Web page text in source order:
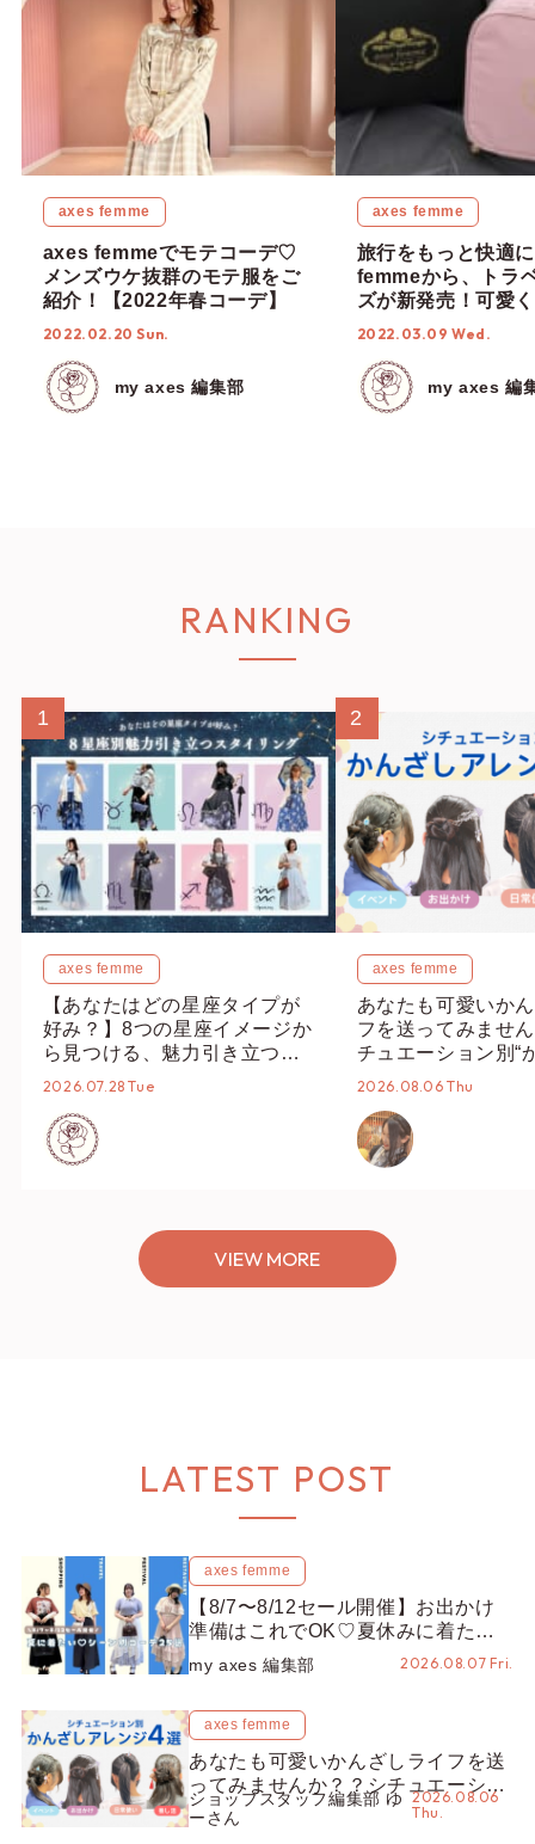
axes femme
axes femmeでモテコーデ♡
メンズウケ抜群のモテ服をご
紹介！【2022年春コーデ】
2022.02.20 Sun.
my axes 編集部
axes femme
旅行をもっと快適
femmeから、トラ
ズが新発売！可愛
トラベルグッズで
2022.03.09 Wed.
my axes 編
RANKING
1
axes femme
【あなたはどの星座タイプが
好み？】8つの星座イメージか
ら見つける、魅力引き立つス
タイリング♡
2026.07.28 Tue
2
axes femme
あなたも可愛いか
フを送ってみませ
チュエーション別“
オススメ【ショッ
2026.08.06 Thu
VIEW MORE
LATEST POST
axes femme
【8/7〜8/12セール開催】お出かけ
準備はこれでOK♡夏休みに着たい
コーデ25選をシーン別に徹底解説！
my axes 編集部 2026.08.07 Fri.
axes femme
あなたも可愛いかんざしライフを送
ってみませんか？？シチュエーショ
ン別“かんざし”のオススメ【ショッ
プスタッフ編集部】
ショップスタッフ編集部 ゆ
ーさん
2026.08.06
Thu.